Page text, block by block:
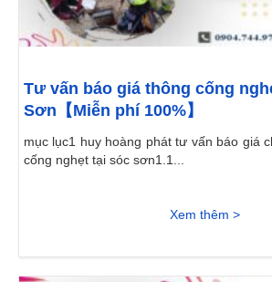
Tư vấn báo giá thông cống
Sơn【Miễn phí 100%】
mục lục1 huy hoàng phát tư vấn báo giá
cống nghẹt tại sóc sơn1.1...
Xem thêm >